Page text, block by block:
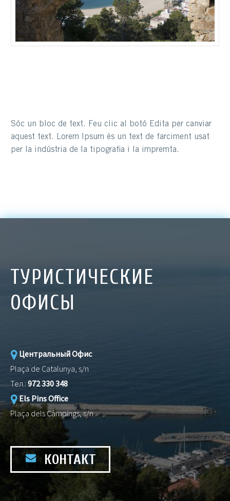
Sóc un bloc de text. Feu clic al botó Edita per canviar
aquest text. Lorem Ipsum és un text de farciment usat
per la indústria de la tipografia i la impremta.
ТУРИСТИЧЕСКИЕ
ОФИСЫ
Центральный Офис
Plaça de Catalunya, s/n
Тел.:972 330 348
Els Pins Office
Plaça dels Càmpings, s/n
КОНТАКТ